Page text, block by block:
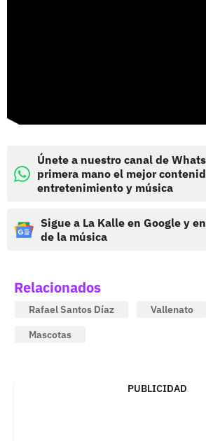
Únete a nuestro canal de
primera mano el mejor
entretenimiento y música
Sigue a La Kalle en Google y
de la música
Relacionados
Rafael Santos Díaz Vallenato
Mascotas
PUBLICIDAD